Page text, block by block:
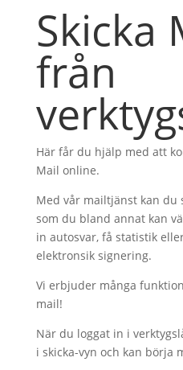
Skicka
från
Här får du hjälp med att
Mail online.
Med vår mailtjänst kan du
som du bland annat kan
in autosvar, få statistik
elektronsik signering.
Vi erbjuder många
mail!
När du loggat in i
i skicka-vyn och kan börja